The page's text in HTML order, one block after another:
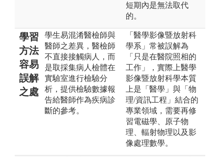
短期內是無法取代
的。
學習
方法
容易
誤解
之處
學生易混淆醫檢師與
醫師之差異，醫檢師
不直接接觸病人，而
是取採集病人檢體在
實驗室進行檢驗分
析，提供檢驗數據報
告給醫師作為疾病診
斷的參考。
「醫學影像暨放射科
學系」常被誤解為
「只是在醫院照相的
工作」，實際上醫學
影像暨放射科學本質
上是「醫學」與「物
理/資訊工程」結合的
專業領域，需要再修
習電磁學、原子物
理、輻射物理以及影
像處理數學。